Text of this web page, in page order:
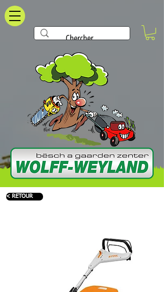
< RETOUR